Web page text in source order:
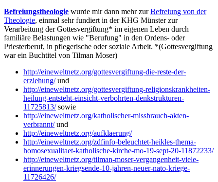
Befreiungstheologie wurde mir dann mehr zurBefreiung von der
Theologie, einmal sehr fundiert in der KHG Münster zur
Verarbeitung der Gottesvergiftung* im eigenen Leben durch
familiäre Belastungen wie "Berufung" in den Ordens- oder
Priesterberuf, in pflegerische oder soziale Arbeit. *(Gottesvergiftung
war ein Buchtitel von Tilman Moser)
http://eineweltnetz.org/gottesvergiftung-die-reste-der-
erziehung/und
http://eineweltnetz.org/gottesvergiftung-religionskrankheiten-
heilung-entsteht-einsicht-verbohrten-denkstrukturen-
11725813/sowie
http://eineweltnetz.org/katholischer-missbrauch-akten-
verbrannt/und
http://eineweltnetz.org/aufklaerung/
http://eineweltnetz.org/zdfinfo-beleuchtet-heikles-thema-
homosexualitaet-katholische-kirche-mo-19-sept-20-11872233/
http://eineweltnetz.org/tilman-moser-vergangenheit-viele-
erinnerungen-kriegsende-10-jahren-neuer-nato-kriege-
11726426/